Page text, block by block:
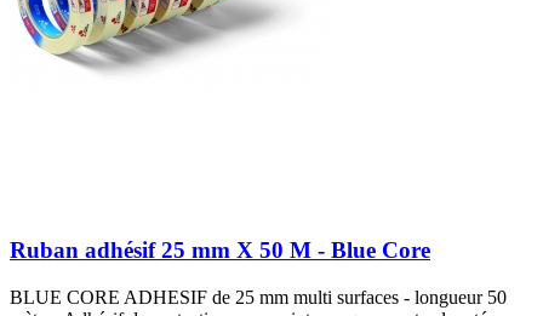
Ruban adhésif 25 mm X 50 M - Blue Core
BLUE CORE ADHESIF de 25 mm multi surfaces - longueur 50